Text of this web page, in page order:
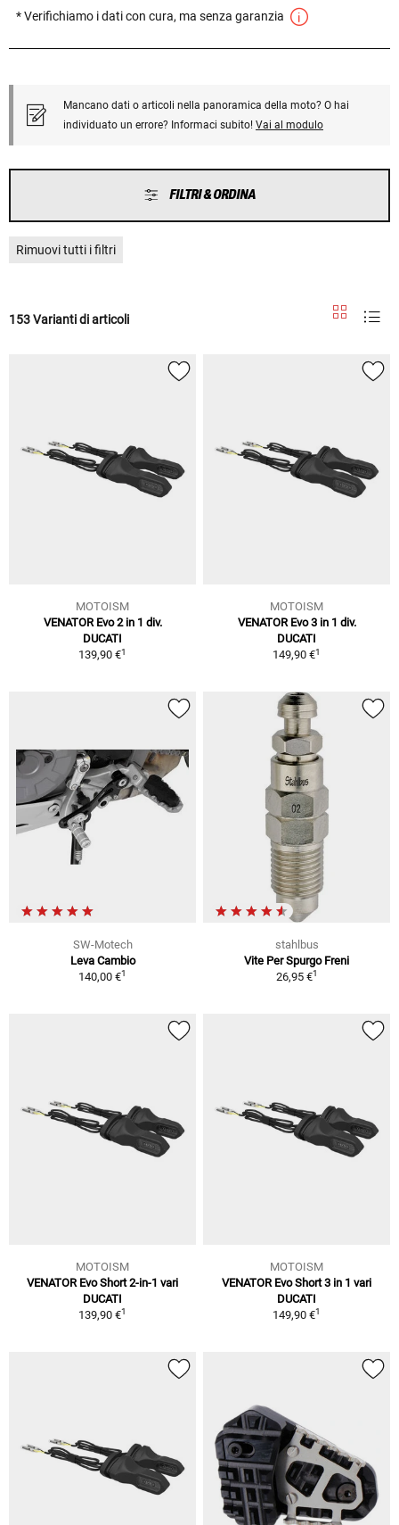
* Verifichiamo i dati con cura, ma senza garanzia
Mancano dati o articoli nella panoramica della moto? O hai
individuato un errore? Informaci subito! Vai al modulo
FILTRI & ORDINA
Rimuovi tutti i filtri
153 Varianti di articoli
MOTOISM
VENATOR Evo 2 in 1 div.
DUCATI
139,90 €1
MOTOISM
VENATOR Evo 3 in 1 div.
DUCATI
149,90 €1
SW-Motech
Leva Cambio
140,00 €1
stahlbus
Vite Per Spurgo Freni
26,95 €1
MOTOISM
VENATOR Evo Short 2-in-1 vari
DUCATI
139,90 €1
MOTOISM
VENATOR Evo Short 3 in 1 vari
DUCATI
149,90 €1